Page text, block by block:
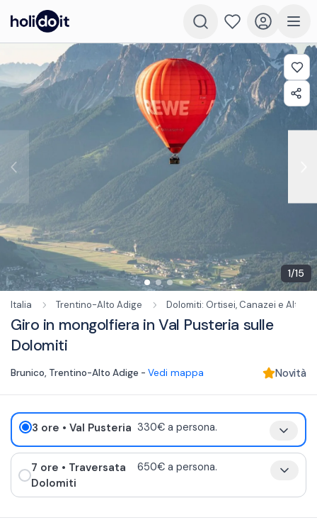
1/15
Italia Trentino-Alto Adige Dolomiti: Ortisei, Canazei e Alto
Giro in mongolfiera in Val Pusteria sulle
Dolomiti
Brunico, Trentino-Alto Adige - Vedi mappa Novità
3 ore • Val Pusteria 330€ a persona.
7 ore • Traversata
Dolomiti
650€ a persona.